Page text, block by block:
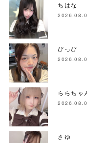
ちはな
ぴっぴ
ららちゃ
さゆ